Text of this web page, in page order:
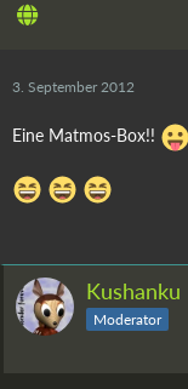
3. September 2012
Eine Matmos-Box!!
Kushanku
Moderator